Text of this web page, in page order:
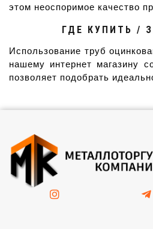
этом неоспоримое качество
ГДЕ КУПИТЬ /
Использование труб
нашему интернет магазину
позволяет подобрать